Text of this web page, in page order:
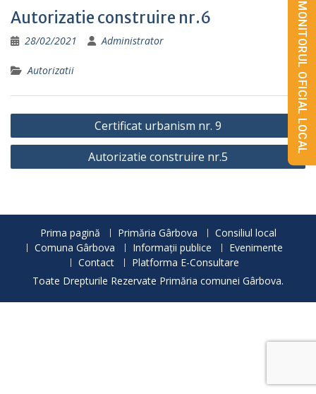
Autorizatie construire nr.6
28/02/2021 Administrator
Autorizatii
Navigare
în
Certificat urbanism nr. 9
Autorizatie construire nr.5
Prima pagină Primăria Gârbova
Consiliul local
Comuna Gârbova
Informații publice
Evenimente
Contact
Platforma E-Consultare
Toate Drepturile Rezervate Primăria comunei Gârbova.
MONITORUL OFICIAL LOCAL